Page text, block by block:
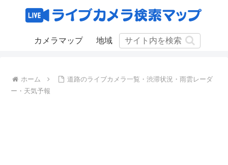
カメラマップ 地域
ホーム
道路のライブカメラ一覧・渋滞状況・雨雲レーダ
ー・天気予報